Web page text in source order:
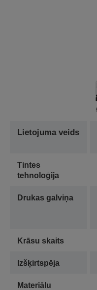
Lietojuma veids
Tintes
tehnoloģija
Drukas galviņa
Krāsu skaits
Izšķirtspēja
Materiālu